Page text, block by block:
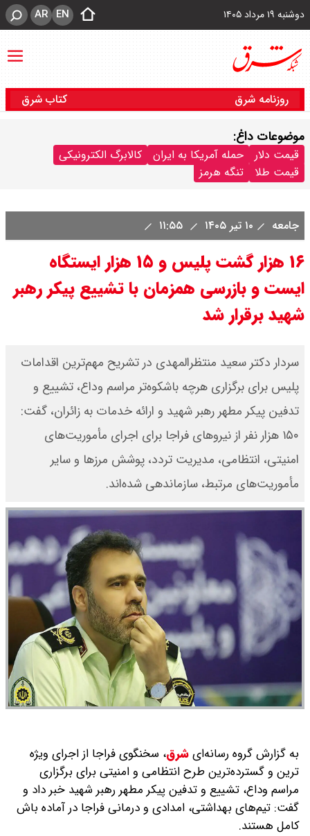
دوشنبه ۱۹ مرداد ۱۴۰۵ EN
AR
روزنامه شرق کتاب شرق
موضوعات داغ:
قیمت دلار حمله آمریکا به ایران
کالابرگ الکترونیکی
قیمت طلا
تنگه هرمز
جامعه ۱۰ تیر ۱۴۰۵
۱۶ هزار گشت پلیس و ۱۵ هزار ایستگاه
ایست و بازرسی همزمان با تشییع پیکر رهبر
شهید برقرار شد
سردار دکتر سعید منتظرالمهدی در تشریح مهم‌ترین اقدامات
پلیس برای برگزاری هرچه باشکوه‌تر مراسم وداع، تشییع و
تدفین پیکر مطهر رهبر شهید و ارائه خدمات به زائران، گفت:
۱۵۰ هزار نفر از نیروهای فراجا برای اجرای مأموریت‌های
امنیتی، انتظامی، مدیریت تردد، پوشش مرزها و سایر
مأموریت‌های مرتبط، سازماندهی شده‌اند.
به گزارش گروه رسانه‌ایشرق، سخنگوی فراجا از اجرای ویژه
ترین و گسترده‌ترین طرح انتظامی و امنیتی برای برگزاری
مراسم وداع، تشییع و تدفین پیکر مطهر رهبر شهید خبر داد و
گفت: تیم‌های بهداشتی، امدادی و درمانی فراجا در آماده باش
کامل هستند.